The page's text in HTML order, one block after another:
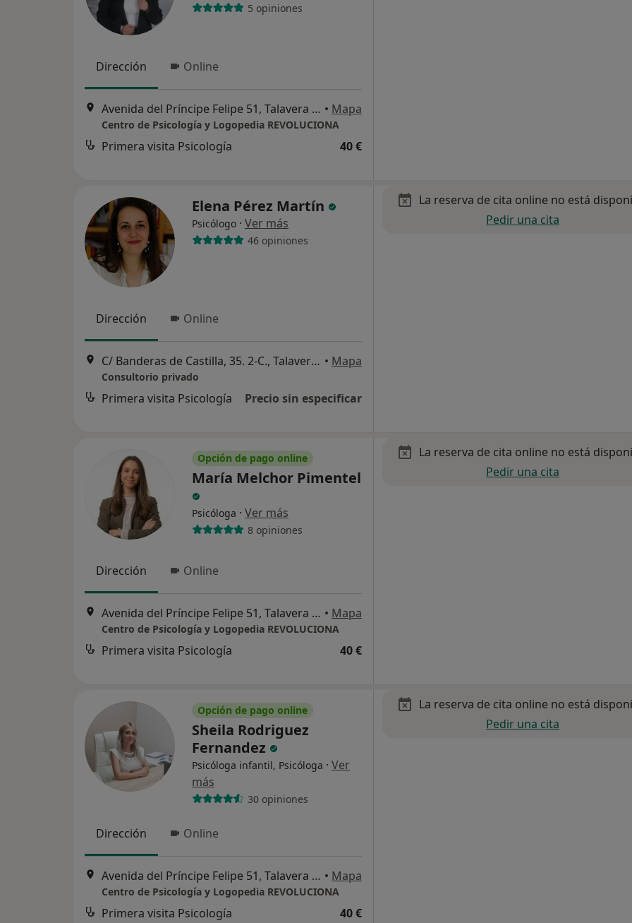
5 opiniones
Dirección Online
Avenida del Príncipe Felipe 51, Talavera de la Reina • Mapa
Centro de Psicología y Logopedia REVOLUCIONA
Primera visita Psicología 40 €
Elena Pérez Martín
Psicólogo · Ver más
46 opiniones
Dirección Online
C/ Banderas de Castilla, 35. 2-C., Talavera de la Reina • Mapa
Consultorio privado
Primera visita Psicología Precio sin especificar
La reserva de cita online no está
Pedir una cita
Opción de pago online
María Melchor Pimentel
Psicóloga · Ver más
8 opiniones
Dirección Online
Avenida del Príncipe Felipe 51, Talavera de la Reina • Mapa
Centro de Psicología y Logopedia REVOLUCIONA
Primera visita Psicología 40 €
La reserva de cita online no está
Pedir una cita
Opción de pago online
Sheila Rodriguez
Fernandez
Psicóloga infantil, Psicóloga · Ver
más
30 opiniones
Dirección Online
Avenida del Príncipe Felipe 51, Talavera de la Reina • Mapa
Centro de Psicología y Logopedia REVOLUCIONA
Primera visita Psicología 40 €
La reserva de cita online no está
Pedir una cita